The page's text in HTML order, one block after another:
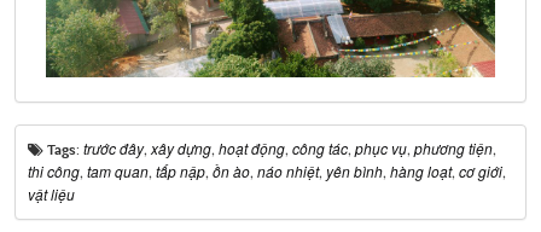
Tags: trước đây, xây dựng, hoạt động, công tác, phục vụ, phương tiện,
thi công, tam quan, tấp nập, ồn ào, náo nhiệt, yên bình, hàng loạt, cơ giới,
vật liệu